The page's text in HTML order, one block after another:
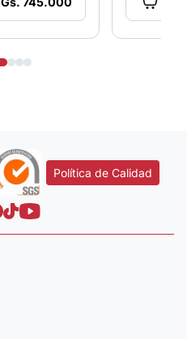
Política de Calidad